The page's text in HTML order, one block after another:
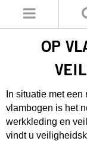
OP
In situatie met
vlambogen is het
werkkleding en
vindt u